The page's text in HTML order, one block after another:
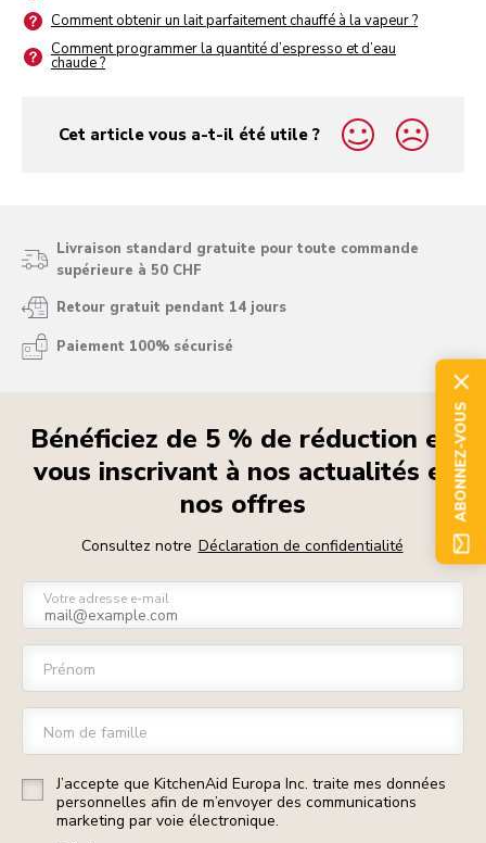
Comment obtenir un lait parfaitement chauffé à la vapeur ?
Comment programmer la quantité d’espresso et d’eau
chaude ?
Cet article vous a-t-il été utile ?
yes
no
Livraison standard gratuite pour toute commande
supérieure à 50 CHF
Retour gratuit pendant 14 jours
Paiement 100% sécurisé
Bénéficiez de 5 % de réduction en
vous inscrivant à nos actualités et
nos offres
Consultez notre Déclaration de confidentialité
Votre adresse e-mail
Prénom
Nom de famille
J’accepte que KitchenAid Europa Inc. traite mes données
personnelles afin de m’envoyer des communications
marketing par voie électronique.
ABONNEZ-VOUS